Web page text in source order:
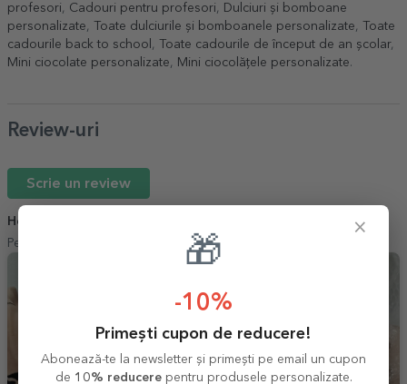
profesori, Cadouri pentru profesori, Dulciuri și bomboane
personalizate, Toate dulciurile și bomboanele personalizate,
Toate
cadourile back to school , Toate cadourile de început de an școlar,
Mini ciocolate personalizate, Mini ciocolățele personalizate.
Review-uri
Scrie un review
Horja Ioana
Pentru lucrul bine făcut,,frumos pentru corectitudine.
×
🎁
-10%
Primești cupon de reducere!
Abonează-te la newsletter și primești pe email un cupon
de 10% reducerepentru produsele personalizate.